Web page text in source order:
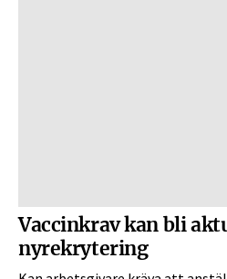
Vaccinkrav kan bli
nyrekrytering